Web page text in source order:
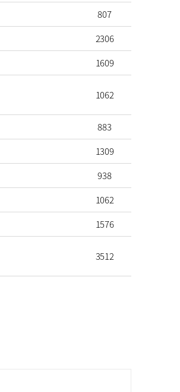
807
2306
1609
1062
883
1309
938
1062
1576
3512